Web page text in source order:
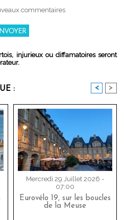
commentaires
injurieux ou diffamatoires seront
: < >
Mercredi 29 Juillet 2026 -
07:00
Eurovélo 19, sur les boucles
de la Meuse